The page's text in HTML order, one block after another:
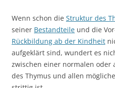
Wenn schon die Struktur des
seiner Bestandteile und die
Rückbildung ab der Kindheit
aufgeklärt sind, wundert es
zwischen einer normalen oder
des Thymus und allen